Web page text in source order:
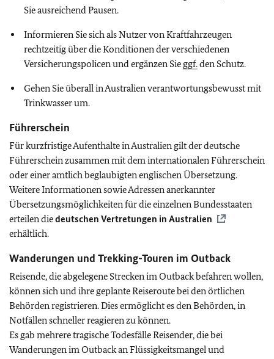
Sie ausreichend Pausen.
Informieren Sie sich als Nutzer von Kraftfahrzeugen
rechtzeitig über die Konditionen der verschiedenen
Versicherungspolicen und ergänzen Sie ggf.den Schutz.
Gehen Sie überall in Australien verantwortungsbewusst mit
Trinkwasser um.
Führerschein
Für kurzfristige Aufenthalte in Australien gilt der deutsche
Führerschein zusammen mit dem internationalen Führerschein
oder einer amtlich beglaubigten englischen Übersetzung.
Weitere Informationen sowie Adressen anerkannter
Übersetzungsmöglichkeiten für die einzelnen Bundesstaaten
erteilen diedeutschen Vertretungen in Australien
erhältlich.
Wanderungen und Trekking-Touren im Outback
Reisende, die abgelegene Strecken im Outback befahren wollen,
können sich und ihre geplante Reiseroute bei den örtlichen
Behörden registrieren. Dies ermöglicht es den Behörden, in
Notfällen schneller reagieren zu können.
Es gab mehrere tragische Todesfälle Reisender, die bei
Wanderungen im Outback an Flüssigkeitsmangel und